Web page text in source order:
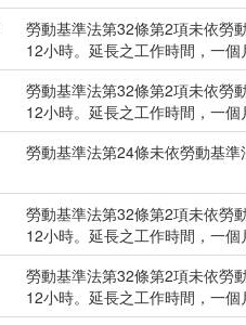
勞動基準法第32條第2項未依勞
12小時。延長之工作時間，一
勞動基準法第32條第2項未依勞
12小時。延長之工作時間，一
勞動基準法第24條未依勞動基
勞動基準法第32條第2項未依勞
12小時。延長之工作時間，一
勞動基準法第32條第2項未依勞
12小時。延長之工作時間，一